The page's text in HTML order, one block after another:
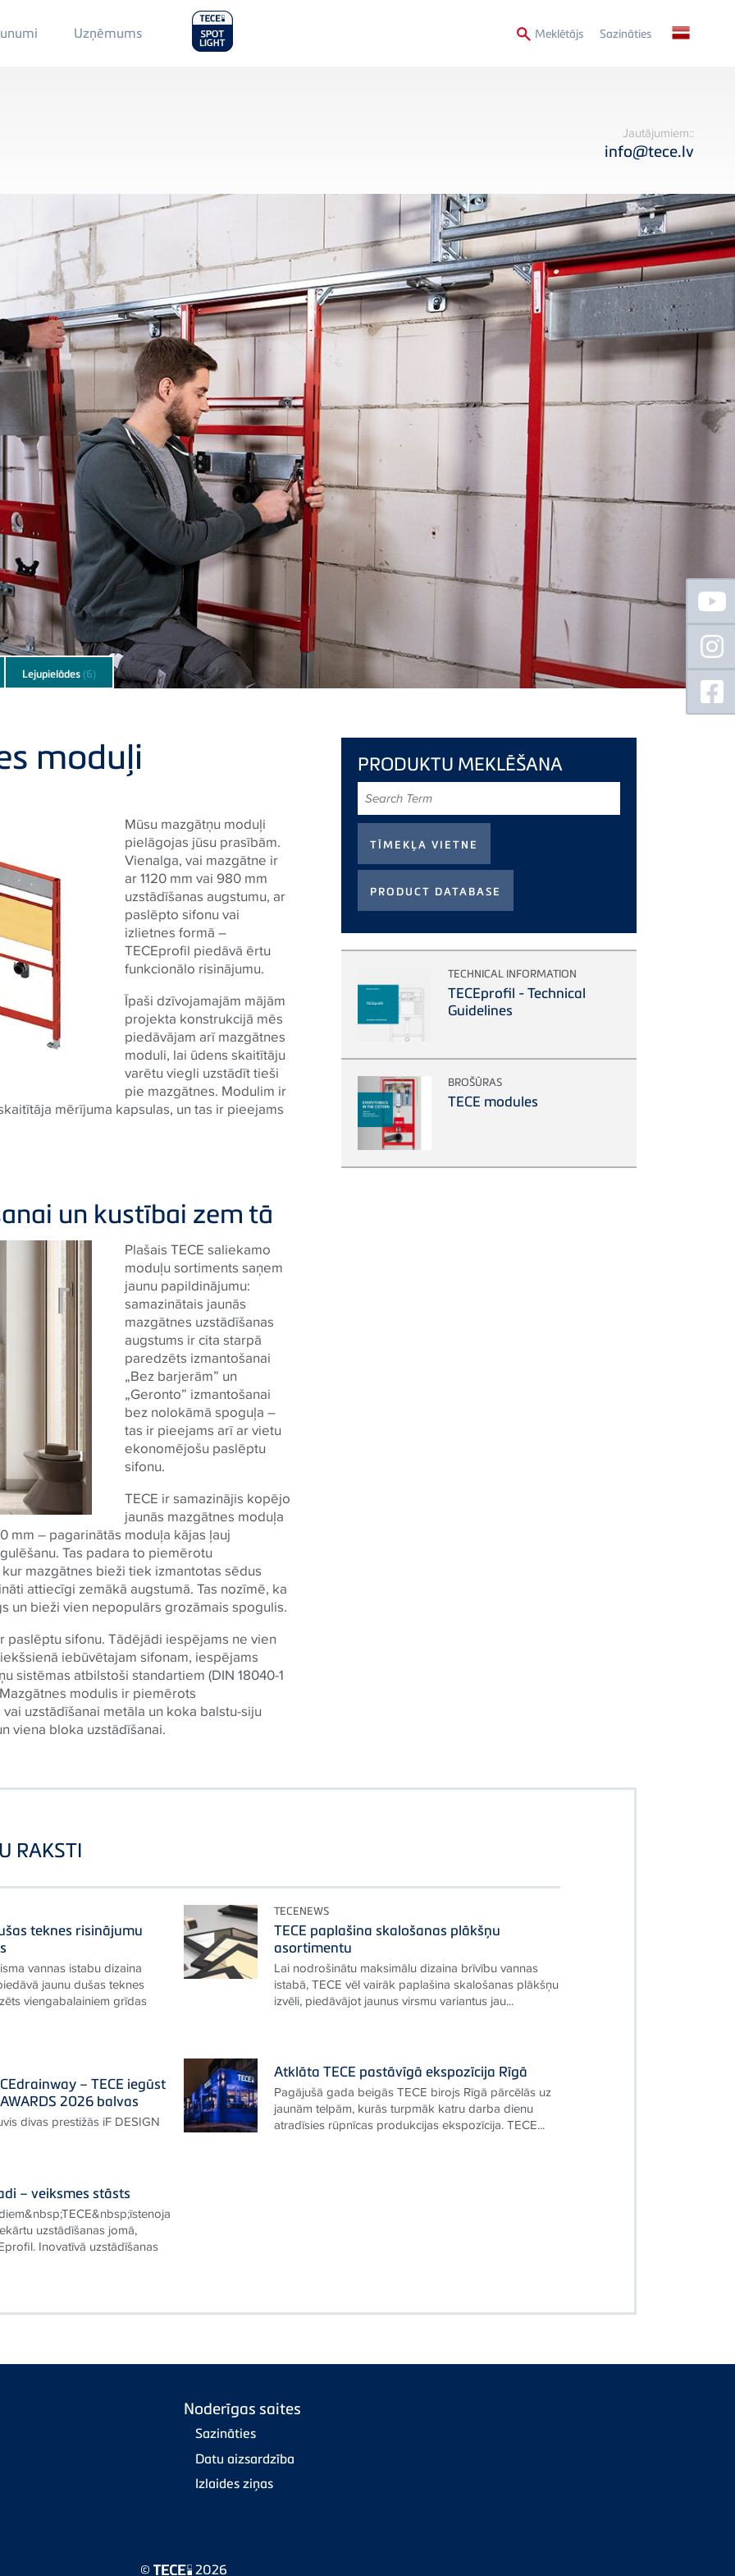
Main
Menu
Uzņēmums MeklētājsSecondary
Sazināties
Jautājumiem::
info@tece.lv
Lejupielādes (6)
moduļi
Mūsu mazgātņu moduļi
pielāgojas jūsu prasībām.
Vienalga, vai mazgātne ir
ar 1120 mm vai 980 mm
uzstādīšanas augstumu, ar
paslēpto sifonu vai
izlietnes formā –
TECEprofil piedāvā ērtu
funkcionālo risinājumu.
Īpaši dzīvojamajām mājām
projekta konstrukcijā mēs
piedāvājam arī mazgātnes
moduli, lai ūdens skaitītāju
varētu viegli uzstādīt tieši
pie mazgātnes. Modulim ir
mērījuma kapsulas, un tas ir pieejams
un kustībai zem tā
Plašais TECE saliekamo
moduļu sortiments saņem
jaunu papildinājumu:
samazinātais jaunās
mazgātnes uzstādīšanas
augstums ir cita starpā
paredzēts izmantošanai
„Bez barjerām” un
„Geronto” izmantošanai
bez nolokāmā spoguļa –
tas ir pieejams arī ar vietu
ekonomējošu paslēptu
sifonu.
TECE ir samazinājis kopējo
jaunās mazgātnes moduļa
mm – pagarinātās moduļa kājas ļauj
Tas padara to piemērotu
mazgātnes bieži tiek izmantotas sēdus
attiecīgi zemākā augstumā. Tas nozīmē, ka
un bieži vien nepopulārs grozāmais spogulis.
sifonu. Tādējādi iespējams ne vien
iebūvētajam sifonam, iespējams
sistēmas atbilstoši standartiem (DIN 18040-1
modulis ir piemērots
uzstādīšanai metāla un koka balstu-siju
viena bloka uzstādīšanai.
PRODUKTU MEKLĒŠANA
Term
TECHNICAL INFORMATION
TECEprofil - Technical
Guidelines
BROŠŪRAS
TECE modules
RAKSTI
teknes risinājumu
vannas istabu dizaina
jaunu dušas teknes
viengabalainiem grīdas
TECENEWS
TECE paplašina skalošanas plākšņu
asortimentu
Lai nodrošinātu maksimālu dizaina brīvību vannas
istabā, TECE vēl vairāk paplašina skalošanas plākšņu
izvēli, piedāvājot jaunus virsmu variantus jau...
– TECE iegūst
2026 balvas
divas prestižās iF DESIGN
Atklāta TECE pastāvīgā ekspozīcija Rīgā
Pagājušā gada beigās TECE birojs Rīgā pārcēlās uz
jaunām telpām, kurās turpmāk katru darba dienu
atradīsies rūpnīcas produkcijas ekspozīcija. TECE...
– veiksmes stāsts
uzstādīšanas jomā,
Inovatīvā uzstādīšanas
Noderīgas saites
Sazināties
Datu aizsardzība
Izlaides ziņas
Floating
Sidebar
© 2026